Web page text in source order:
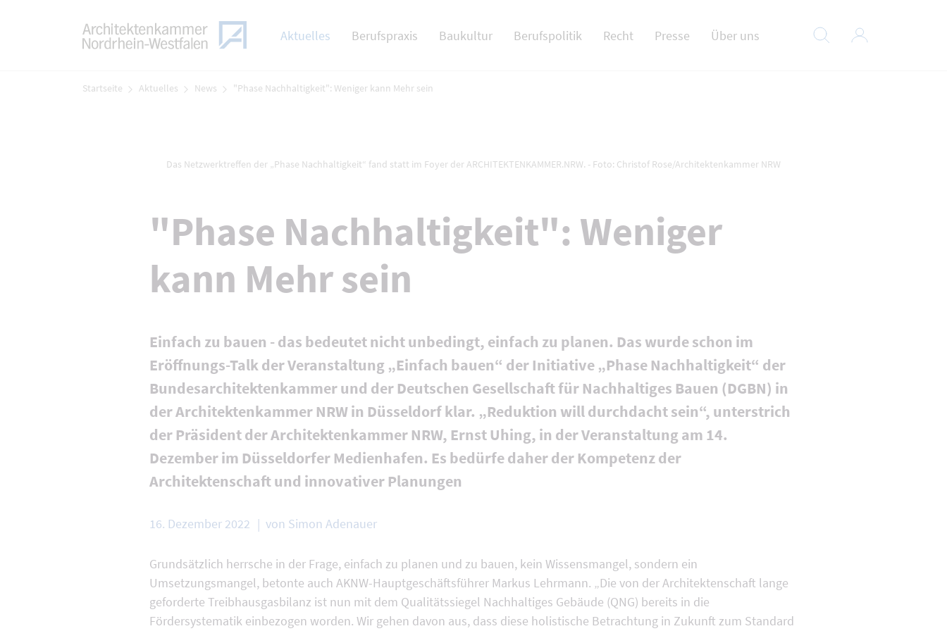
Aktuelles
Berufspraxis Baukultur Berufspolitik Recht Presse Über uns
Startseite Aktuelles News "Phase Nachhaltigkeit": Weniger kann Mehr sein
Das Netzwerktreffen der „Phase Nachhaltigkeit“ fand statt im Foyer der ARCHITEKTENKAMMER.NRW. - Foto: Christof Rose/Architektenkammer NRW
"Phase Nachhaltigkeit": Weniger
kann Mehr sein
Einfach zu bauen - das bedeutet nicht unbedingt, einfach zu planen. Das wurde schon im
Eröffnungs-Talk der Veranstaltung „Einfach bauen“ der Initiative „Phase Nachhaltigkeit“ der
Bundesarchitektenkammer und der Deutschen Gesellschaft für Nachhaltiges Bauen (DGBN) in
der Architektenkammer NRW in Düsseldorf klar. „Reduktion will durchdacht sein“, unterstrich
der Präsident der Architektenkammer NRW, Ernst Uhing, in der Veranstaltung am 14.
Dezember im Düsseldorfer Medienhafen. Es bedürfe daher der Kompetenz der
Architektenschaft und innovativer Planungen
16. Dezember 2022 von Simon Adenauer
Grundsätzlich herrsche in der Frage, einfach zu planen und zu bauen, kein Wissensmangel, sondern ein
Umsetzungsmangel, betonte auch AKNW-Hauptgeschäftsführer Markus Lehrmann. „Die von der Architektenschaft lange
geforderte Treibhausgasbilanz ist nun mit dem Qualitätssiegel Nachhaltiges Gebäude (QNG) bereits in die
Fördersystematik einbezogen worden. Wir gehen davon aus, dass diese holistische Betrachtung in Zukunft zum Standard